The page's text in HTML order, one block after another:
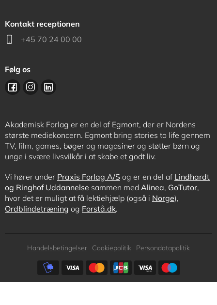
Kontakt receptionen
+45 70 24 00 00
Følg os
Akademisk Forlag er en del af Egmont, der er Nordens
største mediekoncern. Egmont bring stories to life gennem
TV, film, games, bøger og magasiner og støtter børn og
unge i svære livsvilkår i at skabe et godt liv.
Vi hører under Praxis Forlag A/S og er en del af Lindhardt
og Ringhof Uddannelse sammen med Alinea, GoTutor,
hvor det er muligt at få lektiehjælp (også i Norge),
Ordblindetræning og Forstå.dk.
Subfooter
Handelsbetingelser Cookiepolitik
Persondatapolitik
Subfooter
payment
options